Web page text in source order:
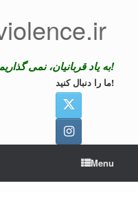
به یاد قربانیان، نمی گذاریم مرگ آنها بدون مجازات بماند!
ما را دنبال کنید!
Menu